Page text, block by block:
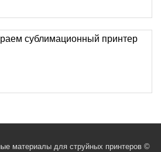
сублимационный принтер
материалы для струйных принтеров ©